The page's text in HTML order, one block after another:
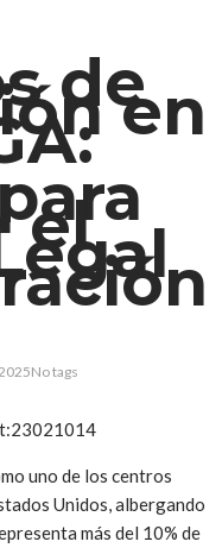
deen
el
No tags
uno de los centros
Unidos, albergando
más del 10% de